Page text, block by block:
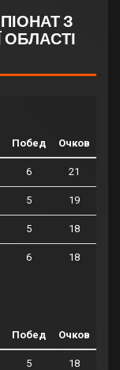
З
Побед Очков
6 21
5 19
5 18
6 18
Побед Очков
5 18